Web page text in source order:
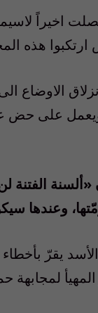
اخيراً
هذه
الاوضاع
على حض
«ألسنة
وعندها
يقرّ
لمجابهة